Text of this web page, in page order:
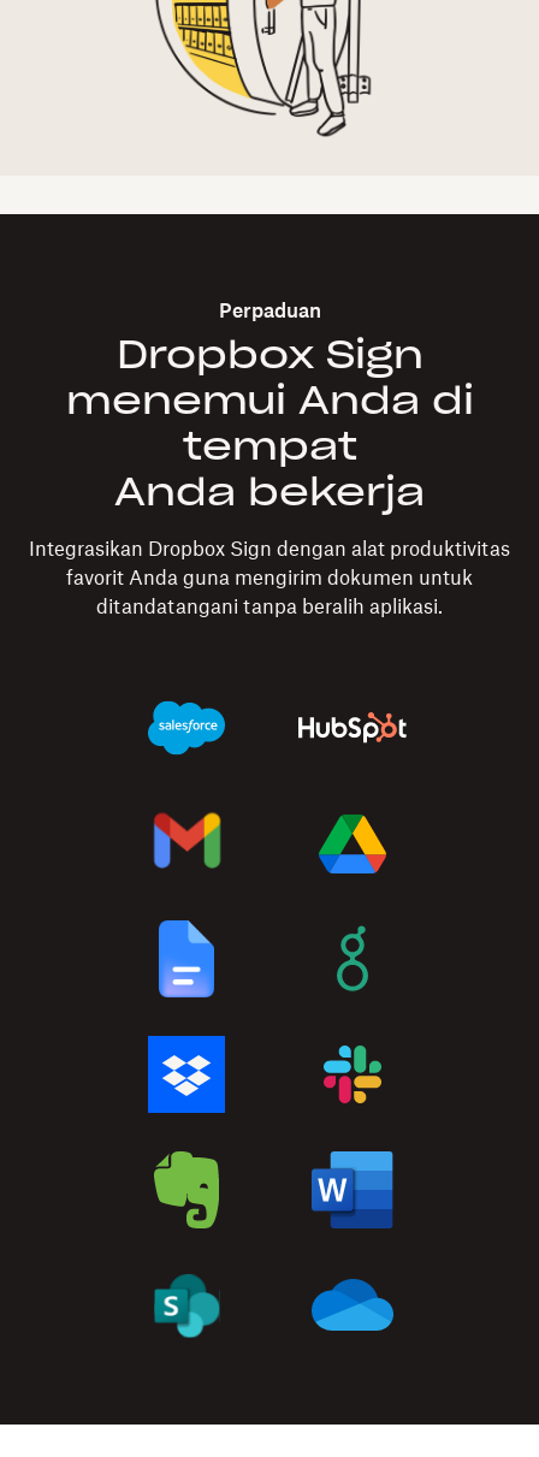
Perpaduan
Dropbox Sign
menemui Anda di
tempat
Anda bekerja
Integrasikan Dropbox Sign dengan alat produktivitas
favorit Anda guna mengirim dokumen untuk
ditandatangani tanpa beralih aplikasi.